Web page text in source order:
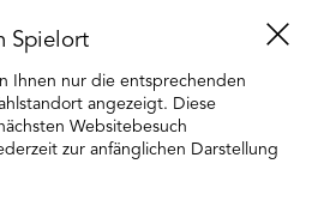
Spielort
Ihnen nur die entsprechenden
angezeigt. Diese
Websitebesuch
zur anfänglichen Darstellung